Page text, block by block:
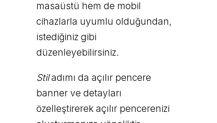
masaüstü hem de mobil
cihazlarla uyumlu olduğundan,
istediğiniz gibi
düzenleyebilirsiniz.
Stiladımı da açılır pencere
banner ve detayları
özelleştirerek açılır pencerenizi